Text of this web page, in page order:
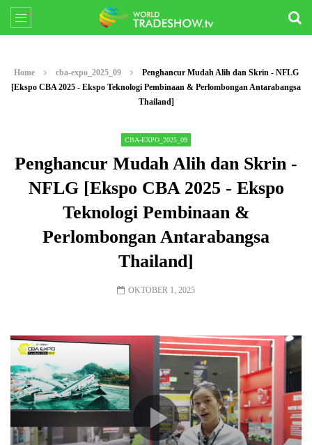
Home cba-expo_2025_09
Penghancur Mudah Alih dan Skrin - NFLG
[Ekspo CBA 2025 - Ekspo Teknologi Pembinaan & Perlombongan Antarabangsa
Thailand]
CBA-EXPO_2025_09
Penghancur Mudah Alih dan Skrin -
NFLG [Ekspo CBA 2025 - Ekspo
Teknologi Pembinaan &
Perlombongan Antarabangsa
Thailand]
OKTOBER 1, 2025